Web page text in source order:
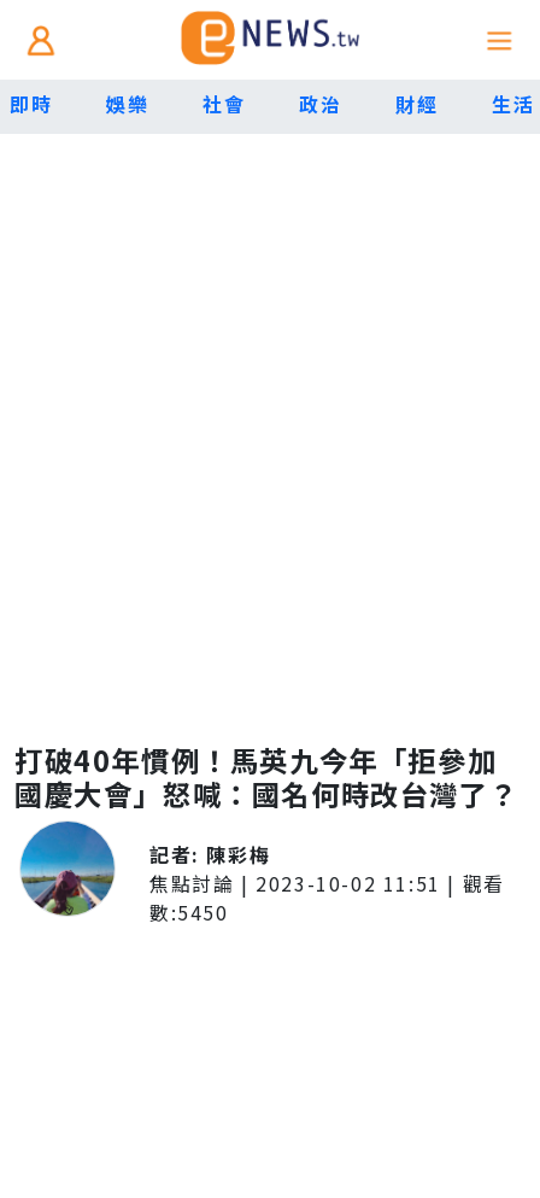
即時 娛樂 社會 政治 財經 生活
打破40年慣例！馬英九今年「拒參加
國慶大會」怒喊：國名何時改台灣了？
記者: 陳彩梅
焦點討論 | 2023-10-02 11:51 | 觀看
數:5450